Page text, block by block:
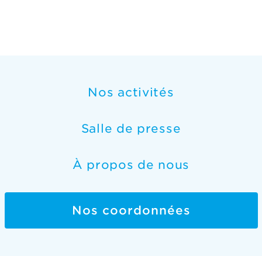
Nos activités
Salle de presse
À propos de nous
Nos coordonnées